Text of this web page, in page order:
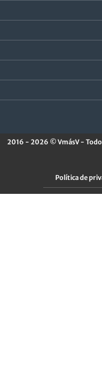
2016 - 2026 © VmásV -
Política de